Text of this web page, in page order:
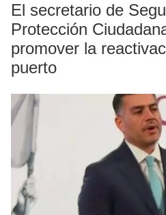
El secretario de
Protección
promover la
puerto